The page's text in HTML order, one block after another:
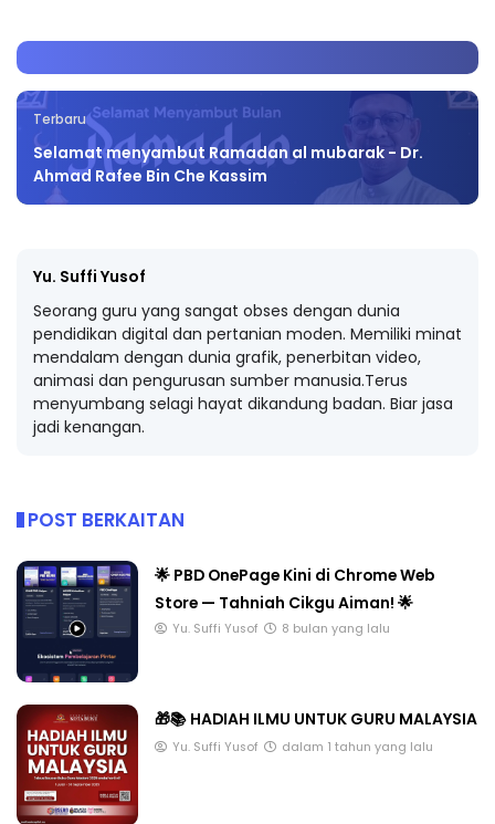
Terbaru
Selamat menyambut Ramadan al mubarak - Dr.
Ahmad Rafee Bin Che Kassim
Yu. Suffi Yusof
Seorang guru yang sangat obses dengan dunia
pendidikan digital dan pertanian moden. Memiliki minat
mendalam dengan dunia grafik, penerbitan video,
animasi dan pengurusan sumber manusia.Terus
menyumbang selagi hayat dikandung badan. Biar jasa
jadi kenangan.
POST BERKAITAN
🌟 PBD OnePage Kini di Chrome Web
Store — Tahniah Cikgu Aiman! 🌟
Yu. Suffi Yusof 8 bulan yang lalu
🎁📚 HADIAH ILMU UNTUK GURU MALAYSIA
Yu. Suffi Yusof dalam 1 tahun yang lalu